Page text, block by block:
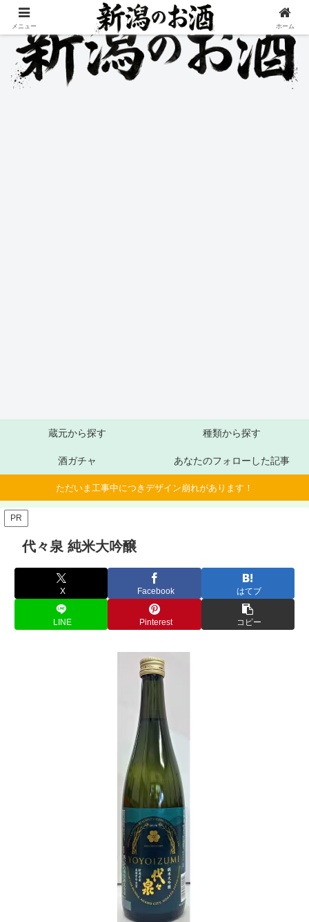
蔵元から探す 種類から探す
酒ガチャ あなたのフォローした記事
ただいま工事中につきデザイン崩れがあります！
PR
代々泉 純米大吟醸
X Facebook はてブ
LINE Pinterest コピー
メニュー ホーム